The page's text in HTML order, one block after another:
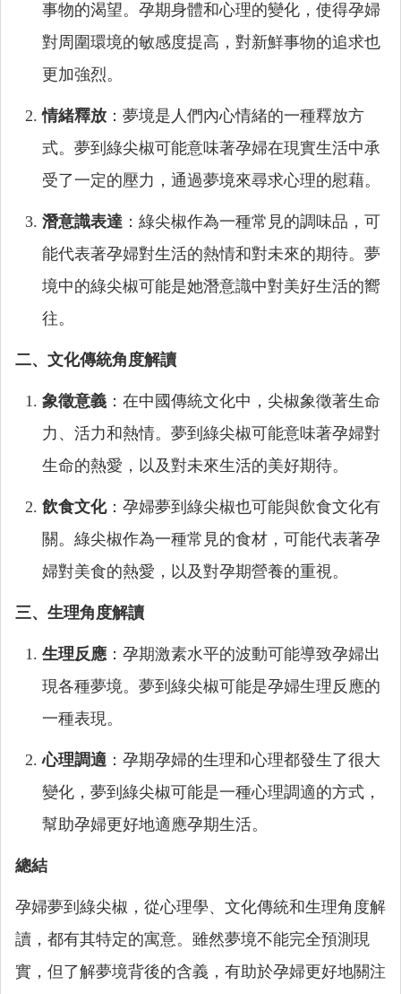
事物的渴望。孕期身體和心理的變化，使得孕婦
對周圍環境的敏感度提高，對新鮮事物的追求也
更加強烈。
情緒釋放 ：夢境是人們內心情緒的一種釋放方
式。夢到綠尖椒可能意味著孕婦在現實生活中承
受了一定的壓力，通過夢境來尋求心理的慰藉。
潛意識表達 ：綠尖椒作為一種常見的調味品，可
能代表著孕婦對生活的熱情和對未來的期待。夢
境中的綠尖椒可能是她潛意識中對美好生活的嚮
往。
二、文化傳統角度解讀
象徵意義 ：在中國傳統文化中，尖椒象徵著生命
力、活力和熱情。夢到綠尖椒可能意味著孕婦對
生命的熱愛，以及對未來生活的美好期待。
飲食文化：孕婦夢到綠尖椒也可能與飲食文化有
關。綠尖椒作為一種常見的食材，可能代表著孕
婦對美食的熱愛，以及對孕期營養的重視。
三、生理角度解讀
生理反應 ：孕期激素水平的波動可能導致孕婦出
現各種夢境。夢到綠尖椒可能是孕婦生理反應的
一種表現。
心理調適 ：孕期孕婦的生理和心理都發生了很大
變化，夢到綠尖椒可能是一種心理調適的方式，
幫助孕婦更好地適應孕期生活。
總結
孕婦夢到綠尖椒，從心理學、文化傳統和生理角度解
讀，都有其特定的寓意。雖然夢境不能完全預測現
實，但了解夢境背後的含義，有助於孕婦更好地關注